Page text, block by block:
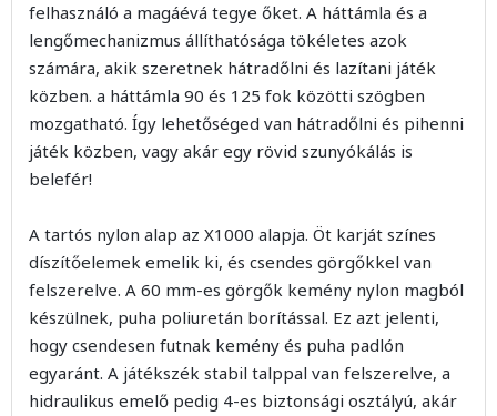
felhasználó a magáévá tegye őket. A háttámla és a
lengőmechanizmus állíthatósága tökéletes azok
számára, akik szeretnek hátradőlni és lazítani játék
közben. a háttámla 90 és 125 fok közötti szögben
mozgatható. Így lehetőséged van hátradőlni és pihenni
játék közben, vagy akár egy rövid szunyókálás is
belefér!
A tartós nylon alap az X1000 alapja. Öt karját színes
díszítőelemek emelik ki, és csendes görgőkkel van
felszerelve. A 60 mm-es görgők kemény nylon magból
készülnek, puha poliuretán borítással. Ez azt jelenti,
hogy csendesen futnak kemény és puha padlón
egyaránt. A játékszék stabil talppal van felszerelve, a
hidraulikus emelő pedig 4-es biztonsági osztályú, akár